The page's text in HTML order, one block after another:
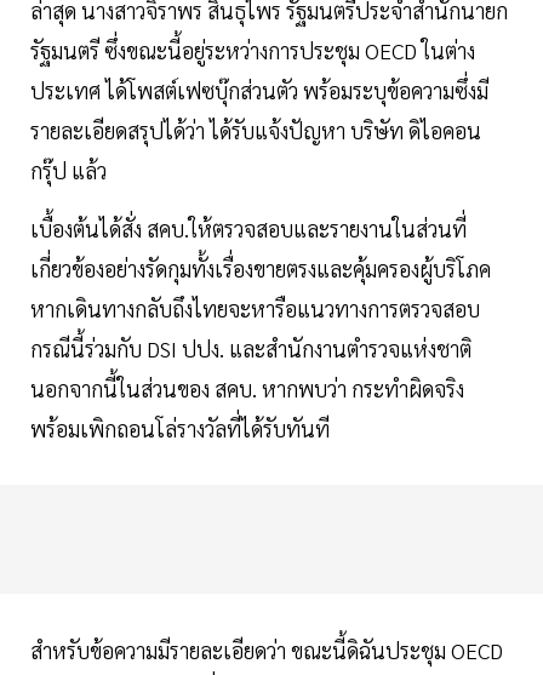
ล่าสุด นางสาวจิราพร สินธุไพร รัฐมนตรีประจำสำนักนายก
รัฐมนตรี ซึ่งขณะนี้อยู่ระหว่างการประชุม OECD ในต่าง
ประเทศ ได้โพสต์เฟซบุ๊กส่วนตัว พร้อมระบุข้อความซึ่งมี
รายละเอียดสรุปได้ว่า ได้รับแจ้งปัญหา บริษัท ดิไอคอน
กรุ๊ป แล้ว
เบื้องต้นได้สั่ง สคบ.ให้ตรวจสอบและรายงานในส่วนที่
เกี่ยวข้องอย่างรัดกุมทั้งเรื่องขายตรงและคุ้มครองผู้บริโภค
หากเดินทางกลับถึงไทยจะหารือแนวทางการตรวจสอบ
กรณีนี้ร่วมกับ DSI ปปง. และสำนักงานตำรวจแห่งชาติ
นอกจากนี้ในส่วนของ สคบ. หากพบว่า กระทำผิดจริง
พร้อมเพิกถอนโล่รางวัลที่ได้รับทันที
สำหรับข้อความมีรายละเอียดว่า ขณะนี้ดิฉันประชุม OECD